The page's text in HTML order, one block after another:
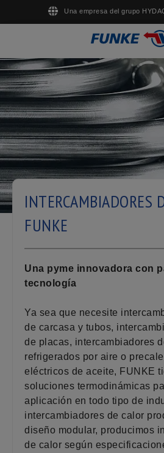
Una empresa del grupo
PRODUCTOS
SERVICIO AL CLIENTE
EMPRESA
EMPLEO
INTERCAMBIADORES
FUNKE
Una pyme innovadora con
tecnología
Ya sea que necesite
de carcasa y tubos,
de placas, intercambiadores
refrigerados por aire o
eléctricos de aceite, FUNKE
soluciones termodinámicas
aplicación en todo tipo de
intercambiadores de calor
diseño modular, producimos
de calor según